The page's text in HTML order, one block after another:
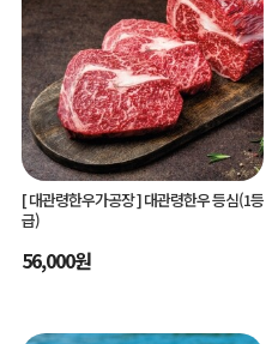
[ 대관령한우가공장 ]대관령한우 등심(1등
급)
56,000원